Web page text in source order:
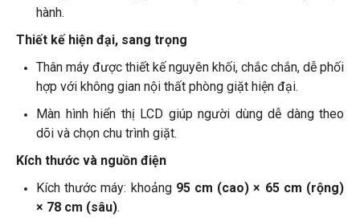
hành.
Thiết kế hiện đại, sang trọng
Thân máy được thiết kế nguyên khối, chắc chắn, dễ phối
hợp với không gian nội thất phòng giặt hiện đại.
Màn hình hiển thị LCD giúp người dùng dễ dàng theo
dõi và chọn chu trình giặt.
Kích thước và nguồn điện
Kích thước máy: khoảng 95 cm (cao) × 65 cm (rộng)
× 78 cm (sâu).